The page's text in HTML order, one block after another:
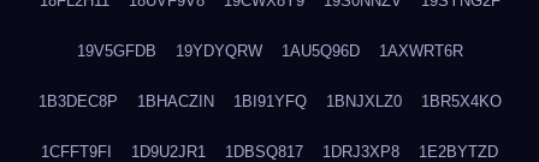
19V5GFDB 19YDYQRW 1AU5Q96D 1AXWRT6R
1B3DEC8P 1BHACZIN 1BI91YFQ 1BNJXLZ0 1BR5X4KO
1CFFT9FI 1D9U2JR1 1DBSQ817 1DRJ3XP8 1E2BYTZD